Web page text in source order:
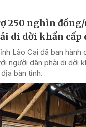
250 nghìn
di dời khẩn cấp
Lào Cai đã ban hành
người dân phải di dời
bàn tỉnh.